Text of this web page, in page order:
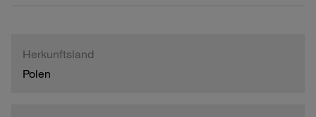
Herkunftsland
Polen